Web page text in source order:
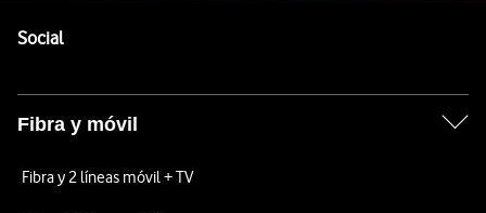
SocialEnlaces a las redes sociales de Vodafone
Fibra y móvil
Fibra y 2 líneas móvil + TV